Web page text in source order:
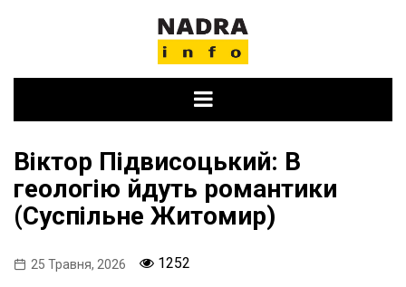
Віктор Підвисоцький: В
геологію йдуть романтики
(Суспільне Житомир)
25 Травня, 2026 1252